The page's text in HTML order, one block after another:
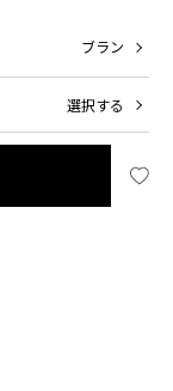
ブラン
選択する